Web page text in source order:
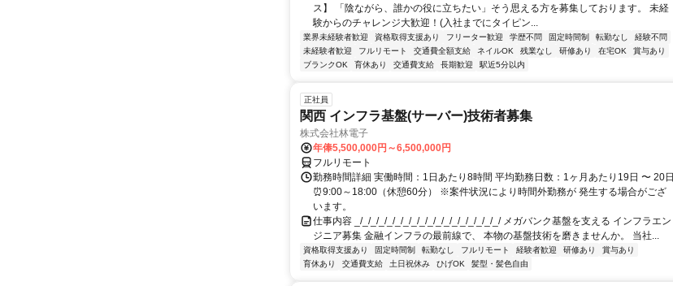
ス】 「陰ながら、誰かの役に立ちたい」そう思える方を募集しております。 未経
験からのチャレンジ大歓迎！(入社までにタイピン...
業界未経験者歓迎 資格取得支援あり フリーター歓迎 学歴不問 固定時間制 転勤なし
経験不問
未経験者歓迎
フルリモート 交通費全額支給 ネイルOK 残業なし 研修あり 在宅OK
賞与あり
ブランクOK
育休あり 交通費支給 長期歓迎 駅近5分以内
正社員
関西 インフラ基盤(サーバー)技術者募集
株式会社林電子
年俸5,500,000円～6,500,000円
フルリモート
勤務時間詳細 実働時間：1日あたり8時間 平均勤務日数：1ヶ月あたり19日 〜 20日
⏰9:00～18:00（休憩60分） ※案件状況により時間外勤務が 発生する場合がござ
います。
仕事内容 _/_/_/_/_/_/_/_/_/_/_/_/_/_/_/_/_/_/ メガバンク基盤を支える インフラエン
ジニア募集 金融インフラの最前線で、 本物の基盤技術を磨きませんか。 当社...
資格取得支援あり 固定時間制 転勤なし フルリモート 経験者歓迎 研修あり
賞与あり
育休あり
交通費支給 土日祝休み ひげOK 髪型・髪色自由